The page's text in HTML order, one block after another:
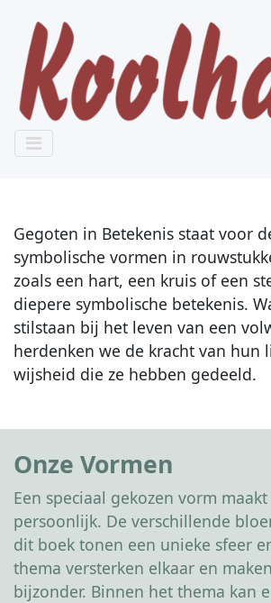
Gegoten in Betekenis staat voor
symbolische vormen in
zoals een hart, een kruis of een
diepere symbolische betekenis.
stilstaan bij het leven van een
herdenken we de kracht van hun
wijsheid die ze hebben gedeeld.
Onze Vormen
Een speciaal gekozen vorm
persoonlijk. De verschillende
dit boek tonen een unieke sfeer
thema versterken elkaar en
bijzonder. Binnen het thema kan